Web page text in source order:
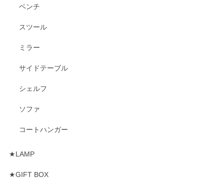
ベンチ
スツール
ミラー
サイドテーブル
シェルフ
ソファ
コートハンガー
★LAMP
★GIFT BOX